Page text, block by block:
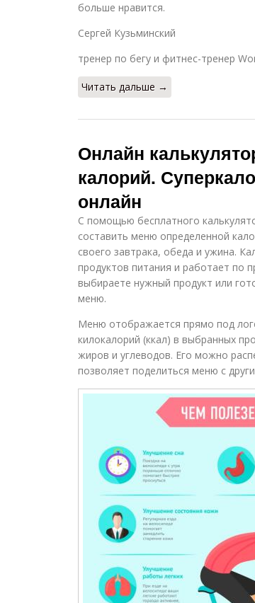
больше нравится.
Сергей Кузьминский
тренер по бегу и фитнес-тренер
Читать дальше →
Онлайн
калорий.
онлайн
С помощью бесплатного
составить меню определенной
своего завтрака, обеда и ужина.
продуктов питания и работает по
выбираете нужный продукт или
меню.
Меню отображается прямо под
килокалорий (ккал) в выбранных
жиров и углеводов. Его можно
позволяет поделиться меню с